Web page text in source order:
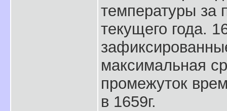
температуры за
текущего года.
максимальная
промежуток
в 1659г.